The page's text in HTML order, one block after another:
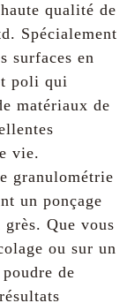
qualité de
Spécialement
surfaces en
poli qui
matériaux de
vie.
granulométrie
un ponçage
Que vous
ou sur un
de